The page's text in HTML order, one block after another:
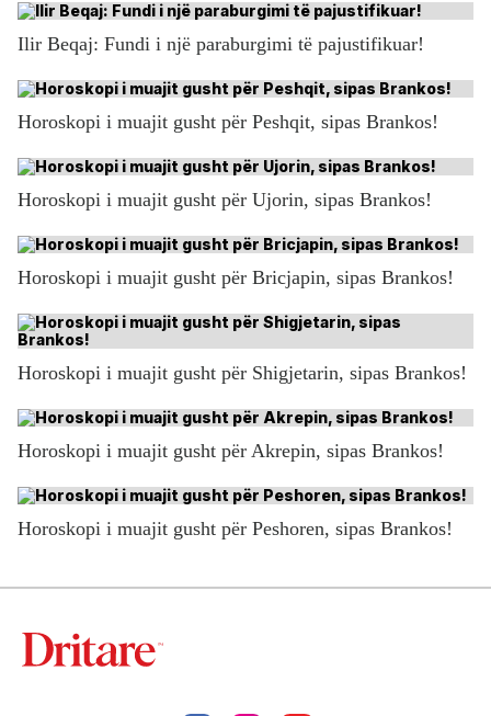
Ilir Beqaj: Fundi i një paraburgimi të pajustifikuar!
Horoskopi i muajit gusht për Peshqit, sipas Brankos!
Horoskopi i muajit gusht për Ujorin, sipas Brankos!
Horoskopi i muajit gusht për Bricjapin, sipas Brankos!
Horoskopi i muajit gusht për Shigjetarin, sipas Brankos!
Horoskopi i muajit gusht për Akrepin, sipas Brankos!
Horoskopi i muajit gusht për Peshoren, sipas Brankos!